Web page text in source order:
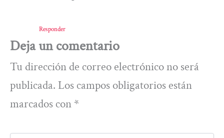
Responder
Deja un comentario
Tu dirección de correo electrónico no será
publicada. Los campos obligatorios están
marcados con *